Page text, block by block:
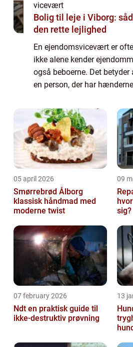
vicevært
Bolig til leje i Viborg:
den rette lejlighed
En ejendomsvicevært er
ikke alene kender
også beboerne. Det
en person, der har
sociale egens...
05 april 2026
Smørrebrød Ålborg
klassisk håndmad med
moderne twist
09
sig?
07 february 2026
Ndt en praktisk guide til
ikke-destruktiv prøvning
13